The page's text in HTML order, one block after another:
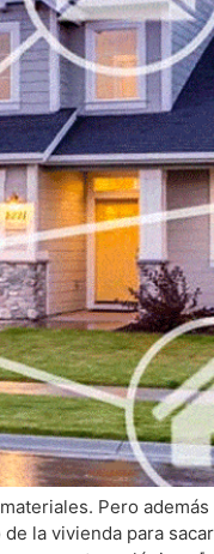
Pero
la vivienda para